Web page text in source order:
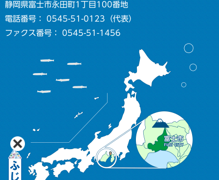
静岡県富士市永田町1丁目100番地
電話番号： 0545-51-0123（代表）
ファクス番号： 0545-51-1456